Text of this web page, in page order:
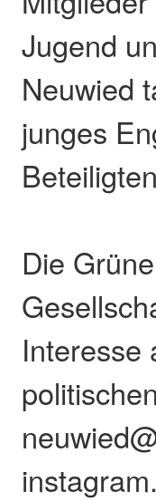
Jugend
Neuwied
junges
Die
Interesse